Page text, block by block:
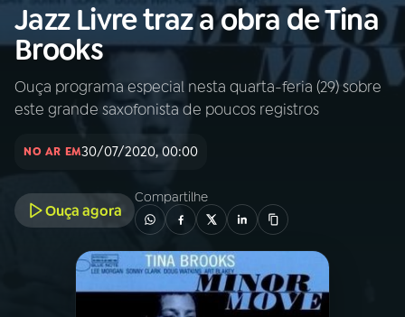
Buscar
na
Rádio
MEC
Início AO VIVO
PROGRAMAÇÃO
Jazz Livre traz a obra de Tina
Brooks
Ouça programa especial nesta quarta-feria (29) sobre
este grande saxofonista de poucos registros
NO AR EM30/07/2020, 00:00
Ouça agora
Compartilhe